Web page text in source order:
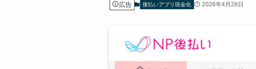
広告 後払いアプリ現金化 2026年4月28日